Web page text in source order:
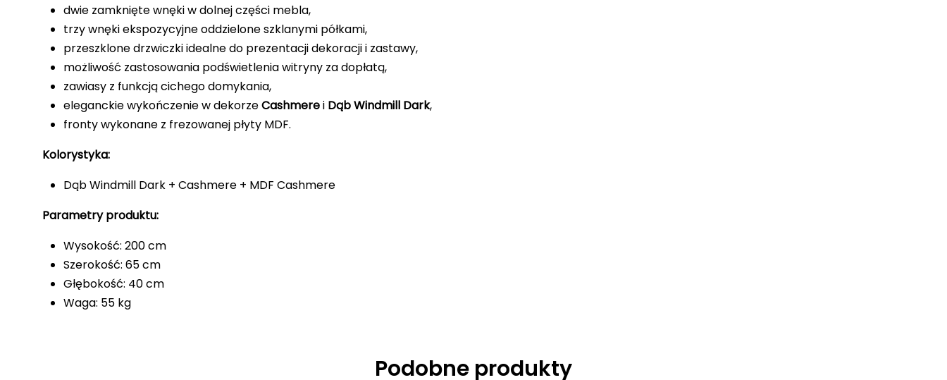
dwie zamknięte wnęki w dolnej części mebla,
trzy wnęki ekspozycyjne oddzielone szklanymi półkami,
przeszklone drzwiczki idealne do prezentacji dekoracji i zastawy,
możliwość zastosowania podświetlenia witryny za dopłatą,
zawiasy z funkcją cichego domykania,
eleganckie wykończenie w dekorzeCashmerei Dąb Windmill Dark,
fronty wykonane z frezowanej płyty MDF.
Kolorystyka:
Dąb Windmill Dark + Cashmere + MDF Cashmere
Parametry produktu:
Wysokość: 200 cm
Szerokość: 65 cm
Głębokość: 40 cm
Waga: 55 kg
Podobne produkty